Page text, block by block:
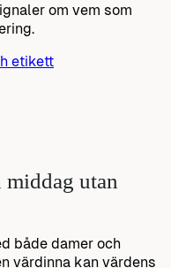
om vem som
etikett
utan
både damer och
värdinna kan värdens